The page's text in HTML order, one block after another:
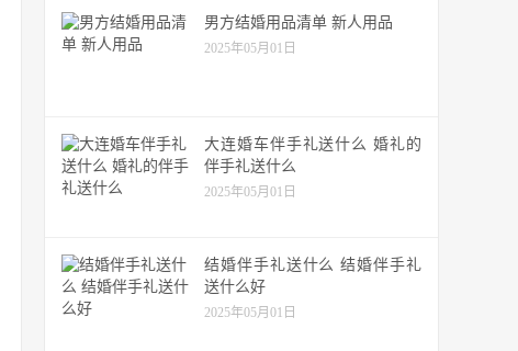
男方结婚用品清单 新人用品
2025年05月01日
大连婚车伴手礼送什么 婚礼的
伴手礼送什么
2025年05月01日
结婚伴手礼送什么 结婚伴手礼
送什么好
2025年05月01日